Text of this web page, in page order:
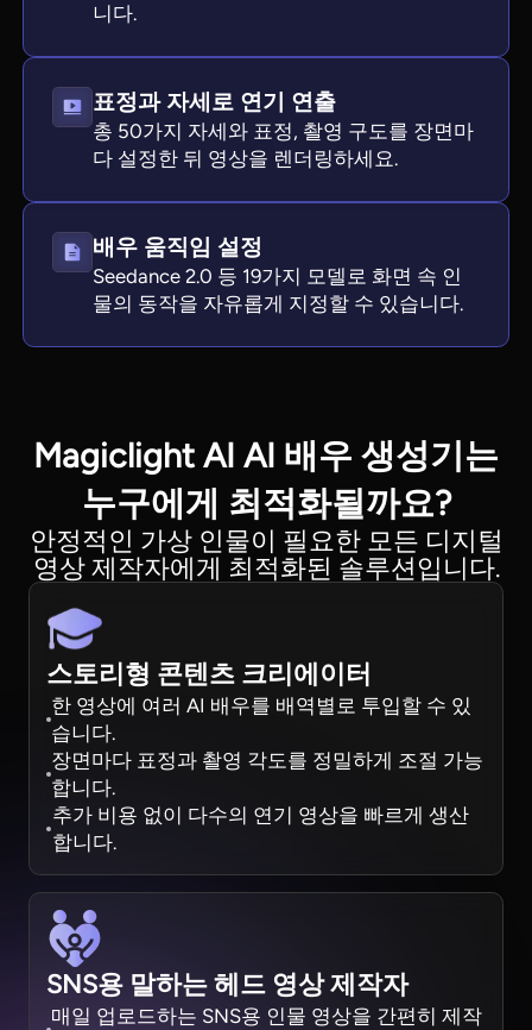
니다.
표정과 자세로 연기 연출
총 50가지 자세와 표정, 촬영 구도를 장면마
다 설정한 뒤 영상을 렌더링하세요.
배우 움직임 설정
Seedance 2.0 등 19가지 모델로 화면 속 인
물의 동작을 자유롭게 지정할 수 있습니다.
Magiclight AI AI 배우 생성기는
누구에게 최적화될까요?
안정적인 가상 인물이 필요한 모든 디지털
영상 제작자에게 최적화된 솔루션입니다.
스토리형 콘텐츠 크리에이터
한 영상에 여러 AI 배우를 배역별로 투입할 수 있
습니다.
장면마다 표정과 촬영 각도를 정밀하게 조절 가능
합니다.
추가 비용 없이 다수의 연기 영상을 빠르게 생산
합니다.
SNS용 말하는 헤드 영상 제작자
매일 업로드하는 SNS용 인물 영상을 간편히 제작